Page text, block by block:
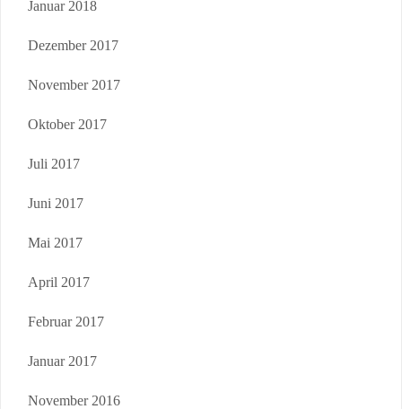
Januar 2018
Dezember 2017
November 2017
Oktober 2017
Juli 2017
Juni 2017
Mai 2017
April 2017
Februar 2017
Januar 2017
November 2016